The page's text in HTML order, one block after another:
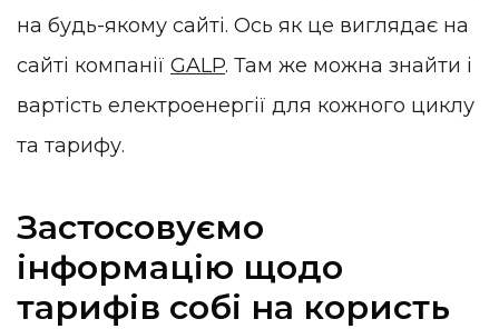
на будь-якому сайті. Ось як це виглядає на
сайті компанії GALP. Там же можна знайти і
вартість електроенергії для кожного циклу
та тарифу.
Застосовуємо
інформацію щодо
тарифів собі на користь